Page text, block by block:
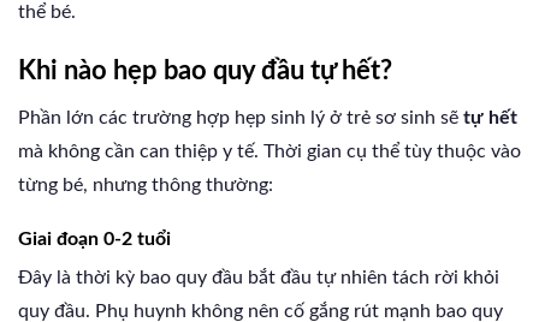
thể bé.
Khi nào hẹp bao quy đầu tự hết?
Phần lớn các trường hợp hẹp sinh lý ở trẻ sơ sinh sẽ tự hết
mà không cần can thiệp y tế. Thời gian cụ thể tùy thuộc vào
từng bé, nhưng thông thường:
Giai đoạn 0-2 tuổi
Đây là thời kỳ bao quy đầu bắt đầu tự nhiên tách rời khỏi
quy đầu. Phụ huynh không nên cố gắng rút mạnh bao quy